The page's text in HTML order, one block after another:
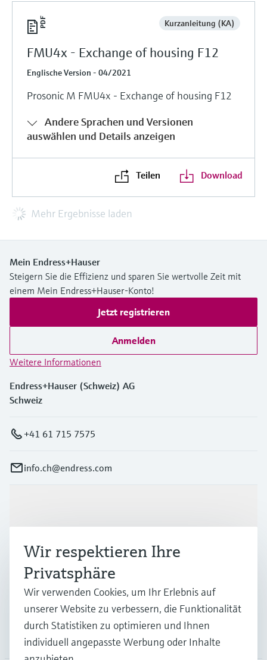
Kurzanleitung (KA)
FMU4x - Exchange of housing F12
Englische Version - 04/2021
Prosonic M FMU4x - Exchange of housing F12
Andere Sprachen und Versionen
auswählen und Details anzeigen
Teilen Download
Mehr Ergebnisse laden
Mein Endress+Hauser
Steigern Sie die Effizienz und sparen Sie wertvolle Zeit mit
einem Mein Endress+Hauser-Konto!
Jetzt registrieren
Anmelden
Weitere Informationen
Endress+Hauser (Schweiz) AG
Schweiz
+41 61 715 7575
info.ch@endress.com
Branchen
Support
Unternehmen
Wir respektieren Ihre
Privatsphäre
Wir verwenden Cookies, um Ihr Erlebnis auf
unserer Website zu verbessern, die Funktionalität
durch Statistiken zu optimieren und Ihnen
individuell angepasste Werbung oder Inhalte